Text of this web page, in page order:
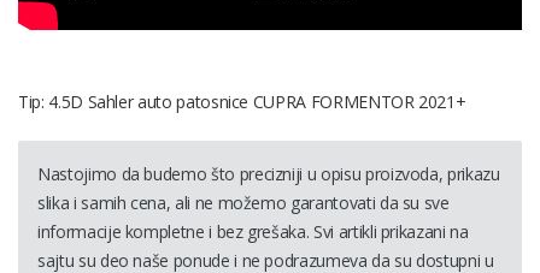
Tip: 4.5D Sahler auto patosnice CUPRA FORMENTOR 2021+
Nastojimo da budemo što precizniji u opisu proizvoda, prikazu
slika i samih cena, ali ne možemo garantovati da su sve
informacije kompletne i bez grešaka. Svi artikli prikazani na
sajtu su deo naše ponude i ne podrazumeva da su dostupni u